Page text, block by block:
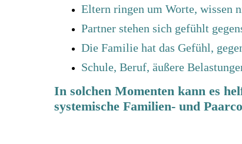
Eltern ringen um Worte, wissen
Partner stehen sich gefühlt
Die Familie hat das Gefühl,
Schule, Beruf, äußere
In solchen Momenten kann es
systemische Familien- und